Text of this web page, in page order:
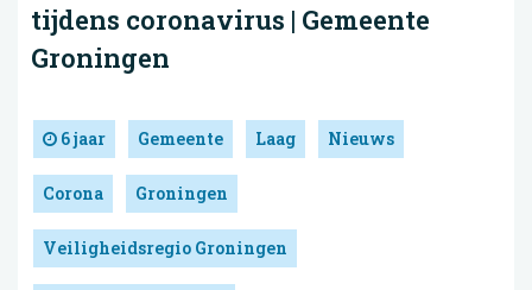
tijdens coronavirus | Gemeente
Groningen
6 jaar Gemeente Laag Nieuws
Corona Groningen
Veiligheidsregio Groningen